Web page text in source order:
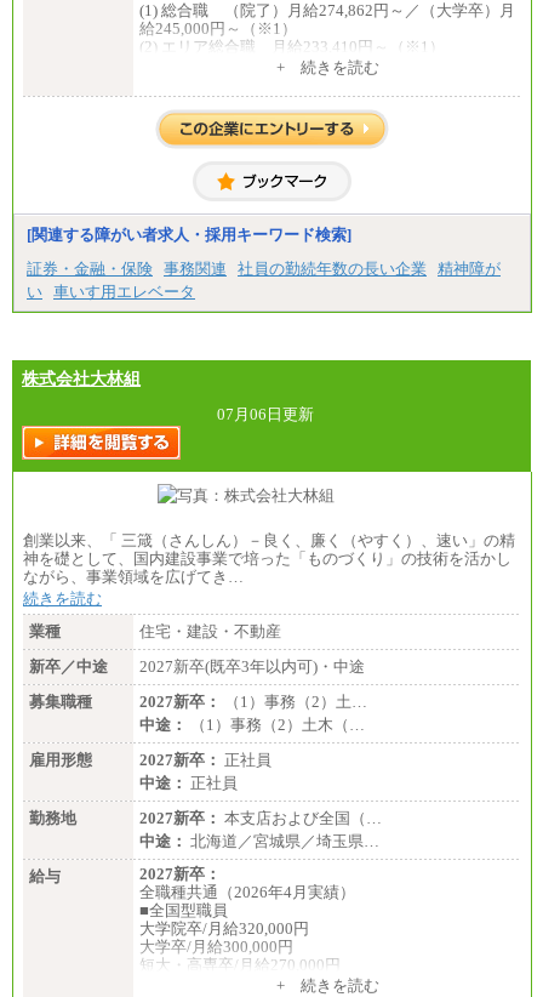
(1) 総合職 （院了）月給274,862円～／（大学卒）月
給245,000円～（※1）
(2) エリア総合職 月給233,410円～（※1）
(3) アシスタントスタッフ 日給9,800円～12,500円
※１ 試用期間６か月（試用期間中も給与に変更
はございません）
※２ 勤務地により異なります
（1) 総合職 （院了）月給274,862円～／（大学卒）
月給245,000円～（※1）
(2) エリア総合職 月給233,410円～（※1）
(3) アシスタントスタッフ 日給9,800円～12,500円
（※2）
※１ 試用期間６か月（試用期間中も給与に変更
なし）
※２ 勤務地により異なる
+ 続きを読む
[関連する障がい者求人・採用キーワード検索]
証券・金融・保険 事務関連 社員の勤続年数の長い企業
精神障が
い 車いす用エレベータ
株式会社大林組
07月06日更新
創業以来、「 三箴（さんしん）－良く、廉く（やすく）、速い」の精
神を礎として、国内建設事業で培った「ものづくり」の技術を活かし
ながら、事業領域を広げてき…
続きを読む
業種
住宅・建設・不動産
新卒／中途
2027新卒(既卒3年以内可)・中途
募集職種
2027新卒：
（1）事務（2）土…
中途：
（1）事務（2）土木（…
雇用形態
2027新卒： 正社員
中途： 正社員
勤務地
2027新卒： 本支店および全国（…
中途： 北海道／宮城県／埼玉県…
給与
2027新卒：
全職種共通（2026年4月実績）
■全国型職員
大学院卒/月給320,000円
大学卒/月給300,000円
短大・高専卒/月給270,000円
+ 続きを読む